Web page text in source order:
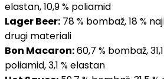
elastan, 10,9 % poliamid
Lager Beer: 78 % bombaž, 18 %
drugi materiali
Bon Macaron:60,7 % bombaž,
poliamid, 3,1 % elastan